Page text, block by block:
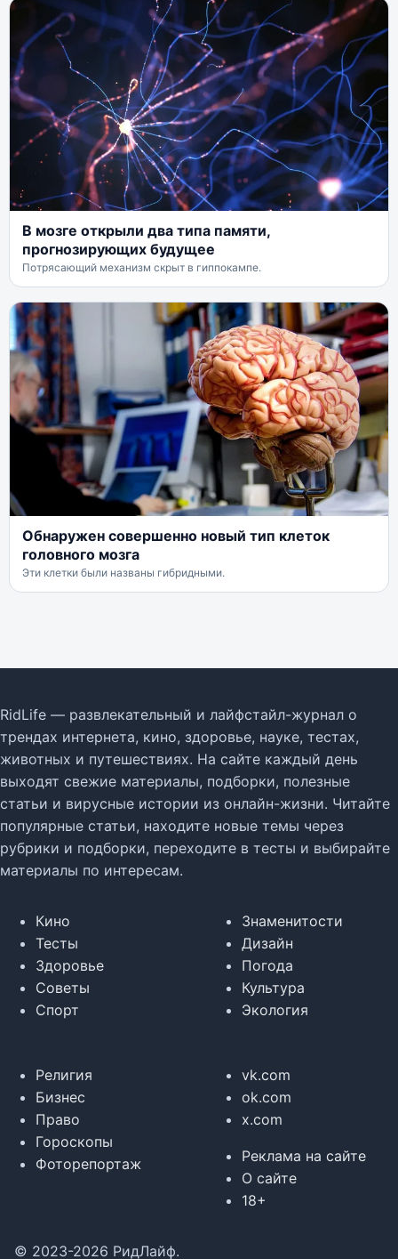
В мозге открыли два типа памяти,
прогнозирующих будущее
Потрясающий механизм скрыт в гиппокампе.
Обнаружен совершенно новый тип клеток
головного мозга
Эти клетки были названы гибридными.
RidLife — развлекательный и лайфстайл-журнал о
трендах интернета, кино, здоровье, науке, тестах,
животных и путешествиях. На сайте каждый день
выходят свежие материалы, подборки, полезные
статьи и вирусные истории из онлайн-жизни. Читайте
популярные статьи, находите новые темы через
рубрики и подборки, переходите в тесты и выбирайте
материалы по интересам.
Кино
Тесты
Здоровье
Советы
Спорт
Знаменитости
Дизайн
Погода
Культура
Экология
Религия
Бизнес
Право
Гороскопы
Фоторепортаж
vk.com
ok.com
x.com
Реклама на сайте
О сайте
18+
© 2023-2026 РидЛайф.